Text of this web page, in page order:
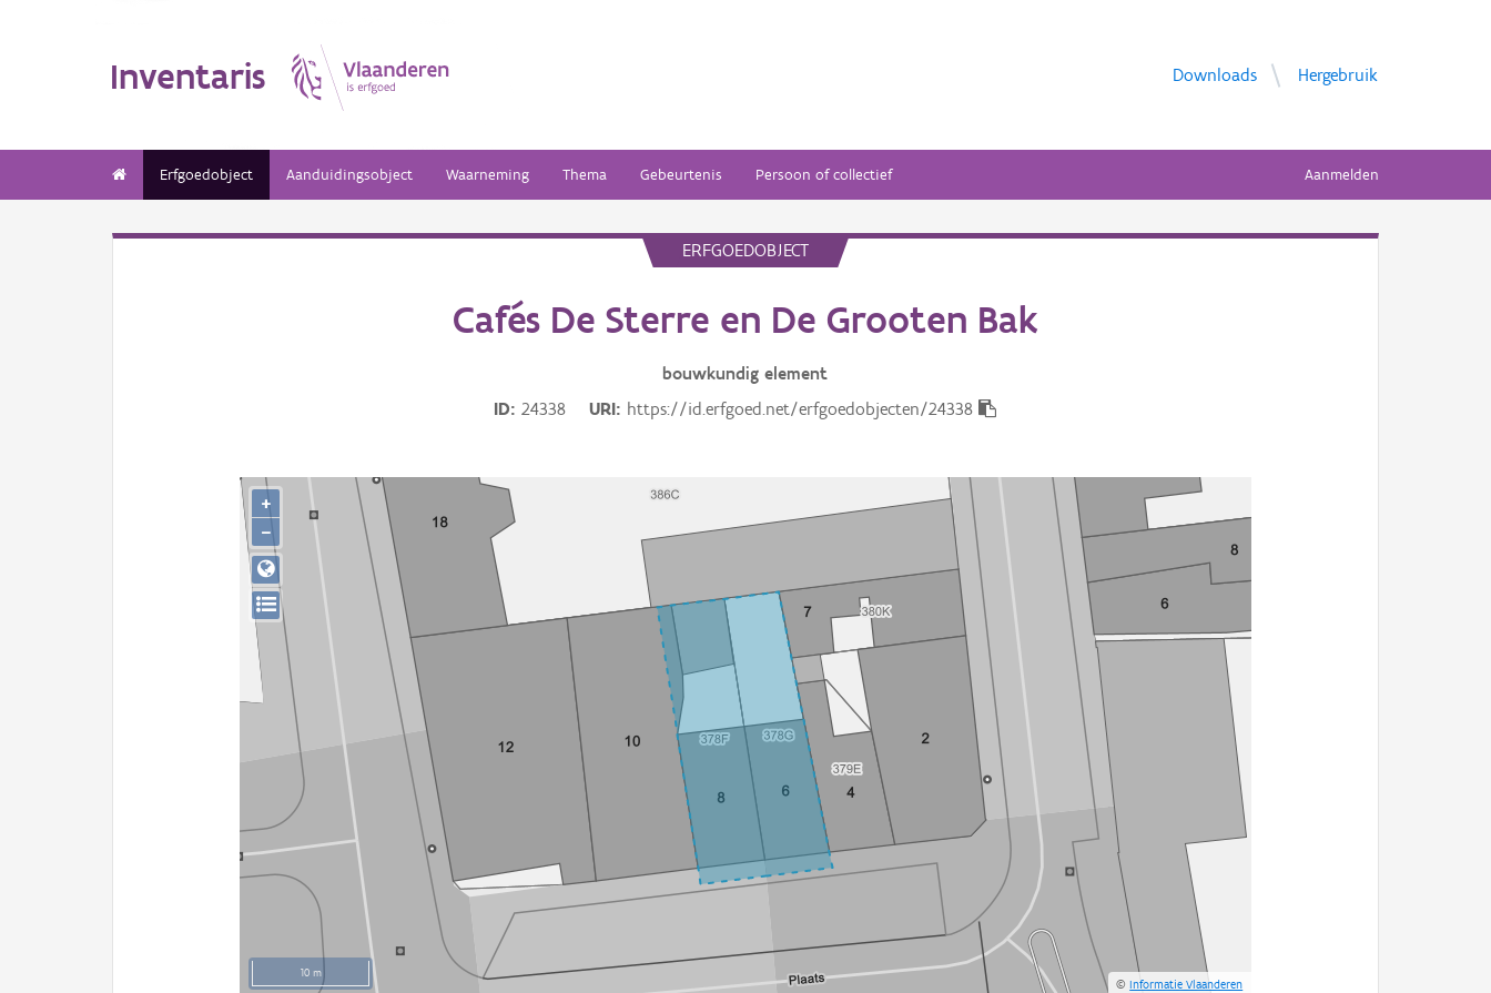
Inventaris Downloads Hergebruik
Erfgoedobject Aanduidingsobject Waarneming Thema Gebeurtenis Persoon of collectief Aanmelden
ERFGOEDOBJECT
Cafés De Sterre en De Grooten Bak
bouwkundig element
ID
24338 URI https://id.erfgoed.net/erfgoedobjecten/24338
10 m
©Informatie Vlaanderen
+
−